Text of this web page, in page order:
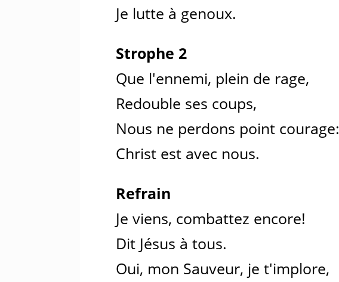
Je lutte à genoux.
Strophe 2
Que l'ennemi, plein de rage,
Redouble ses coups,
Nous ne perdons point courage:
Christ est avec nous.
Refrain
Je viens, combattez encore!
Dit Jésus à tous.
Oui, mon Sauveur, je t'implore,